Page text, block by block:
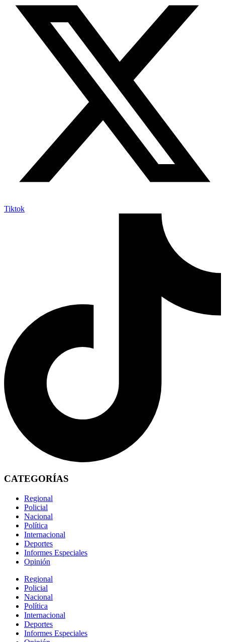
Tiktok
CATEGORÍAS
Regional
Policial
Nacional
Política
Internacional
Deportes
Informes Especiales
Opinión
Regional
Policial
Nacional
Política
Internacional
Deportes
Informes Especiales